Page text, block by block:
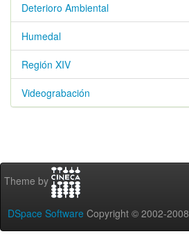
Deterioro Ambiental
Humedal
Región XIV
Videograbación
Theme by
DSpace Software Copyright © 2002-2008